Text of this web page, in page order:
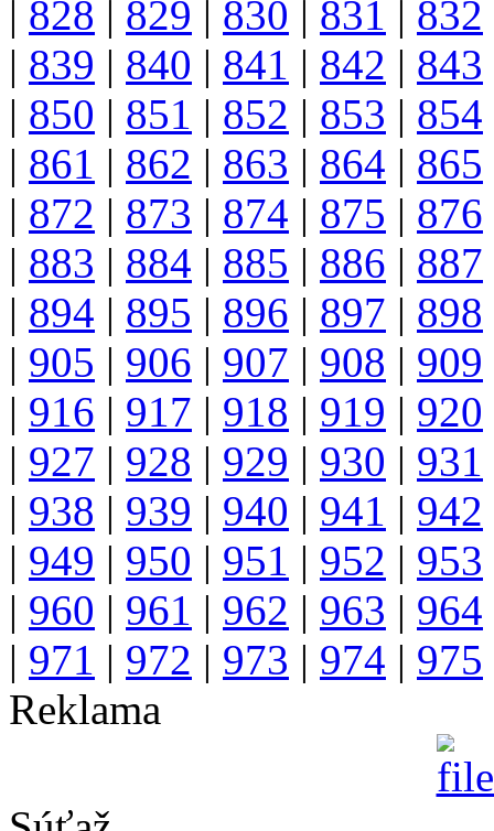
| 828 | 829 | 830 | 831 | 832
| 839 | 840 | 841 | 842 | 843
| 850 | 851 | 852 | 853 | 854
| 861 | 862 | 863 | 864 | 865
| 872 | 873 | 874 | 875 | 876
| 883 | 884 | 885 | 886 | 887
| 894 | 895 | 896 | 897 | 898
| 905 | 906 | 907 | 908 | 909
| 916 | 917 | 918 | 919 | 920
| 927 | 928 | 929 | 930 | 931
| 938 | 939 | 940 | 941 | 942
| 949 | 950 | 951 | 952 | 953
| 960 | 961 | 962 | 963 | 964
| 971 | 972 | 973 | 974 | 975
Reklama